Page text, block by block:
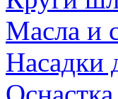
Масла и
Насадки